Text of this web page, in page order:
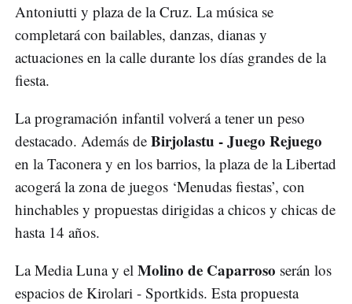
Antoniutti y plaza de la Cruz. La música se
completará con bailables, danzas, dianas y
actuaciones en la calle durante los días grandes de la
fiesta.
La programación infantil volverá a tener un peso
destacado. Además de Birjolastu - Juego Rejuego
en la Taconera y en los barrios, la plaza de la Libertad
acogerá la zona de juegos ‘Menudas fiestas’, con
hinchables y propuestas dirigidas a chicos y chicas de
hasta 14 años.
La Media Luna y el Molino de Caparroso serán los
espacios de Kirolari - Sportkids. Esta propuesta